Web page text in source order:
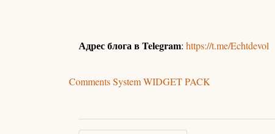
Адрес блога в Telegram: https://t.me/Echtdevol
Comments System WIDGET PACK